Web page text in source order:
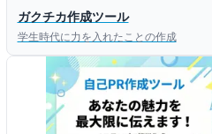
にあなたのESを添削
にあなただけのESを
して面接練習ができ
ガクチカ作成ツール
学生時代に力を入れたことの作成